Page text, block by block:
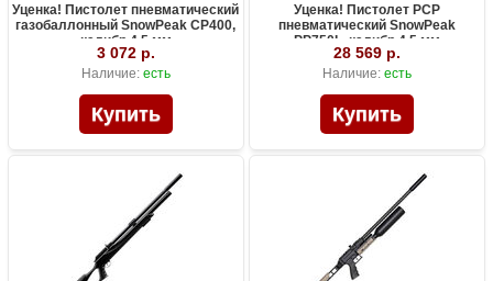
Уценка! Пистолет пневматический
газобаллонный SnowPeak CP400,
калибр 4.5 мм
3 072 р.
Наличие: есть
Уценка! Пистолет PCP
пневматический SnowPeak
PP750L, калибр 4.5 мм
28 569 р.
Наличие: есть